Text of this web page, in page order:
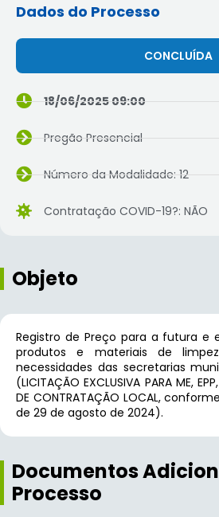
Dados do Processo
CONCLUÍDA
18/06/2025 09:00
Pregão Presencial
Número da Modalidade: 12
Contratação COVID-19?: NÃO
Objeto
Registro de Preço para a futura e
produtos e materiais de
necessidades das secretarias
(LICITAÇÃO EXCLUSIVA PARA ME,
DE CONTRATAÇÃO LOCAL,
de 29 de agosto de 2024).
Documentos
Processo